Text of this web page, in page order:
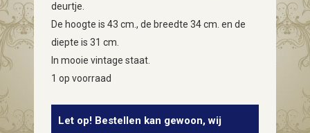
deurtje.
De hoogte is 43 cm., de breedte 34 cm. en de
diepte is 31 cm.
In mooie vintage staat.
1 op voorraad
Let op! Bestellen kan gewoon, wij